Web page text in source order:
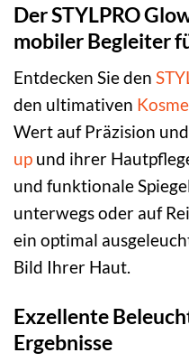
Der STYLPRO
mobiler Begleiter
Entdecken Sie den
den ultimativen
Wert auf Präzision
up und ihrer
und funktionale
unterwegs oder auf
ein optimal
Bild Ihrer Haut.
Exzellente
Ergebnisse